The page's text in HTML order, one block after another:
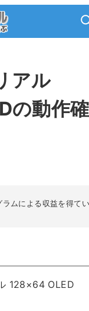
アル
の動作確
ムによる収益を得て
128×64 OLED